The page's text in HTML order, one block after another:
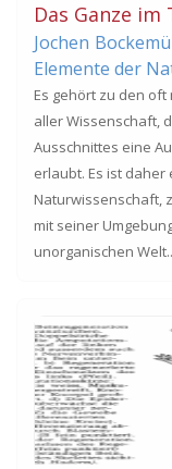
Das Ganze im
Jochen
Elemente der
Es gehört zu den
aller Wissenschaft,
Ausschnittes eine
erlaubt. Es ist
Naturwissenschaft,
mit seiner
unorganischen